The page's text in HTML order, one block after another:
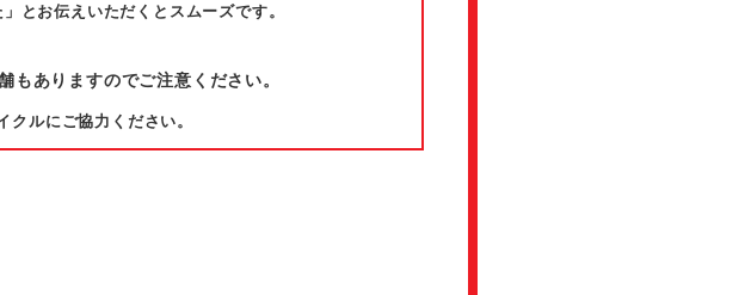
とお伝えいただくとスムーズです。
ありますのでご注意ください。
ルにご協力ください。